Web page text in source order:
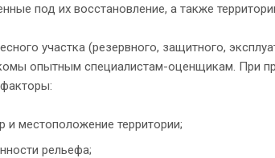
под их восстановление, а также
участка (резервного, защитного,
опытным специалистам-оценщикам. При
и местоположение территории;
рельефа;